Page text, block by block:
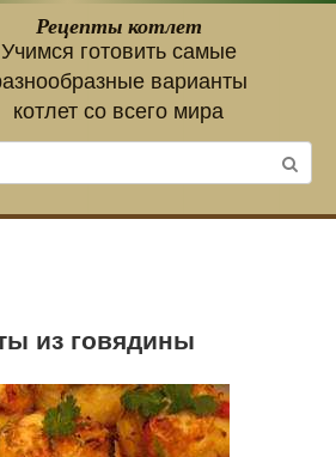
Рецепты котлет
Учимся готовить самые
варианты
котлет со всего мира
из говядины